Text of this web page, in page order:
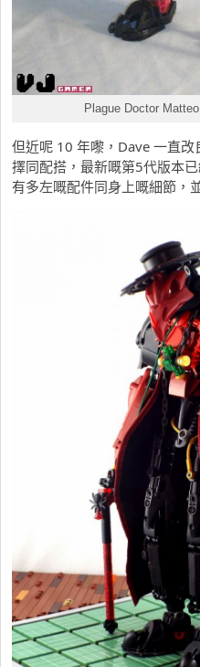
Plague Doctor
但近呢 10 年嚟，Dave 一直
擇同配搭，最新嘅第5代版本
有多左嘅配件同身上嘅細節，